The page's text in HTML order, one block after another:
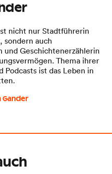
nicht nur Stadtführerin
sondern auch
und Geschichtenerzählerin
Thema ihrer
Podcasts ist das Leben in
Gander